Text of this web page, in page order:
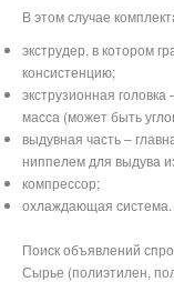
В этом случае
экструдер, в котором
консистенцию;
экструзионная
масса (может быть
выдувная часть –
ниппелем для выдува
компрессор;
охлаждающая система.
Поиск объявлений
Сырье (полиэтилен,